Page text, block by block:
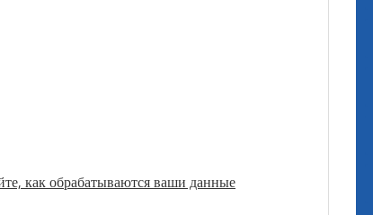
как обрабатываются ваши данные